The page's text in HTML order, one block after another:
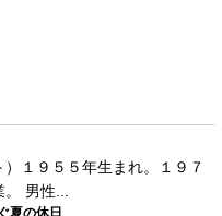
）１９５５年生まれ。１９７
男性...
夏の休日